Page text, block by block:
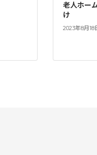
老人ホー
け
2023年8月18